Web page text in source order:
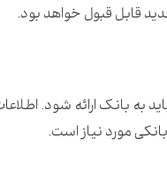
قابل قبول خواهد بود.
به بانک ارائه شود.
مورد نیاز است.